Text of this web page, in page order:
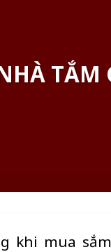
TẮM
khi mua sắm